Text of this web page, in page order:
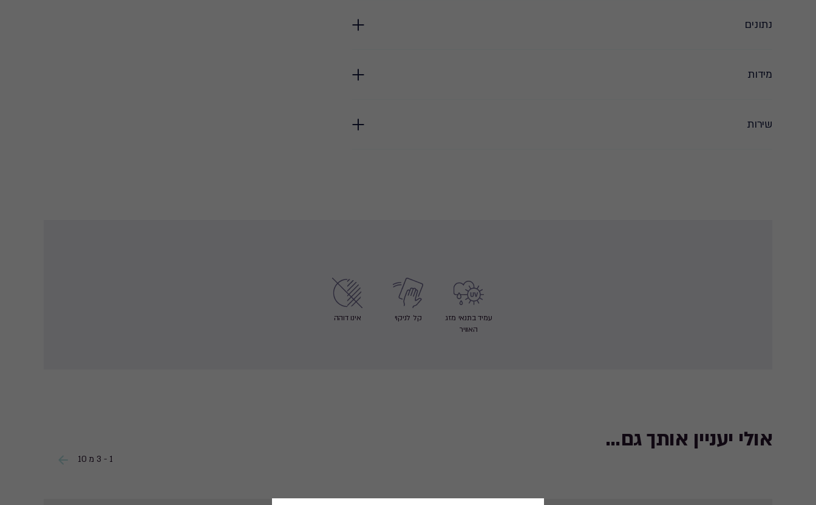
נתונים
מידות
שירות
עמיד בתנאי מזג
האוויר
קל לניקוי אינו דוהה
אולי יעניין אותך גם...
1 - 3 מ 10